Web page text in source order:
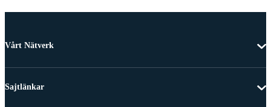
Vårt Nätverk
Sajtlänkar